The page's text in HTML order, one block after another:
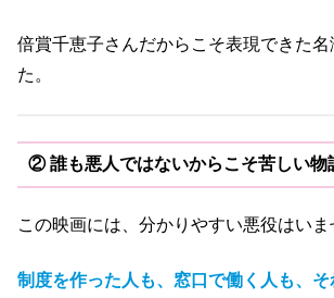
倍賞千恵子さんだからこそ表現できた名
た。
② 誰も悪人ではないからこそ苦しい物
この映画には、分かりやすい悪役はいま
制度を作った人も、窓口で働く人も、